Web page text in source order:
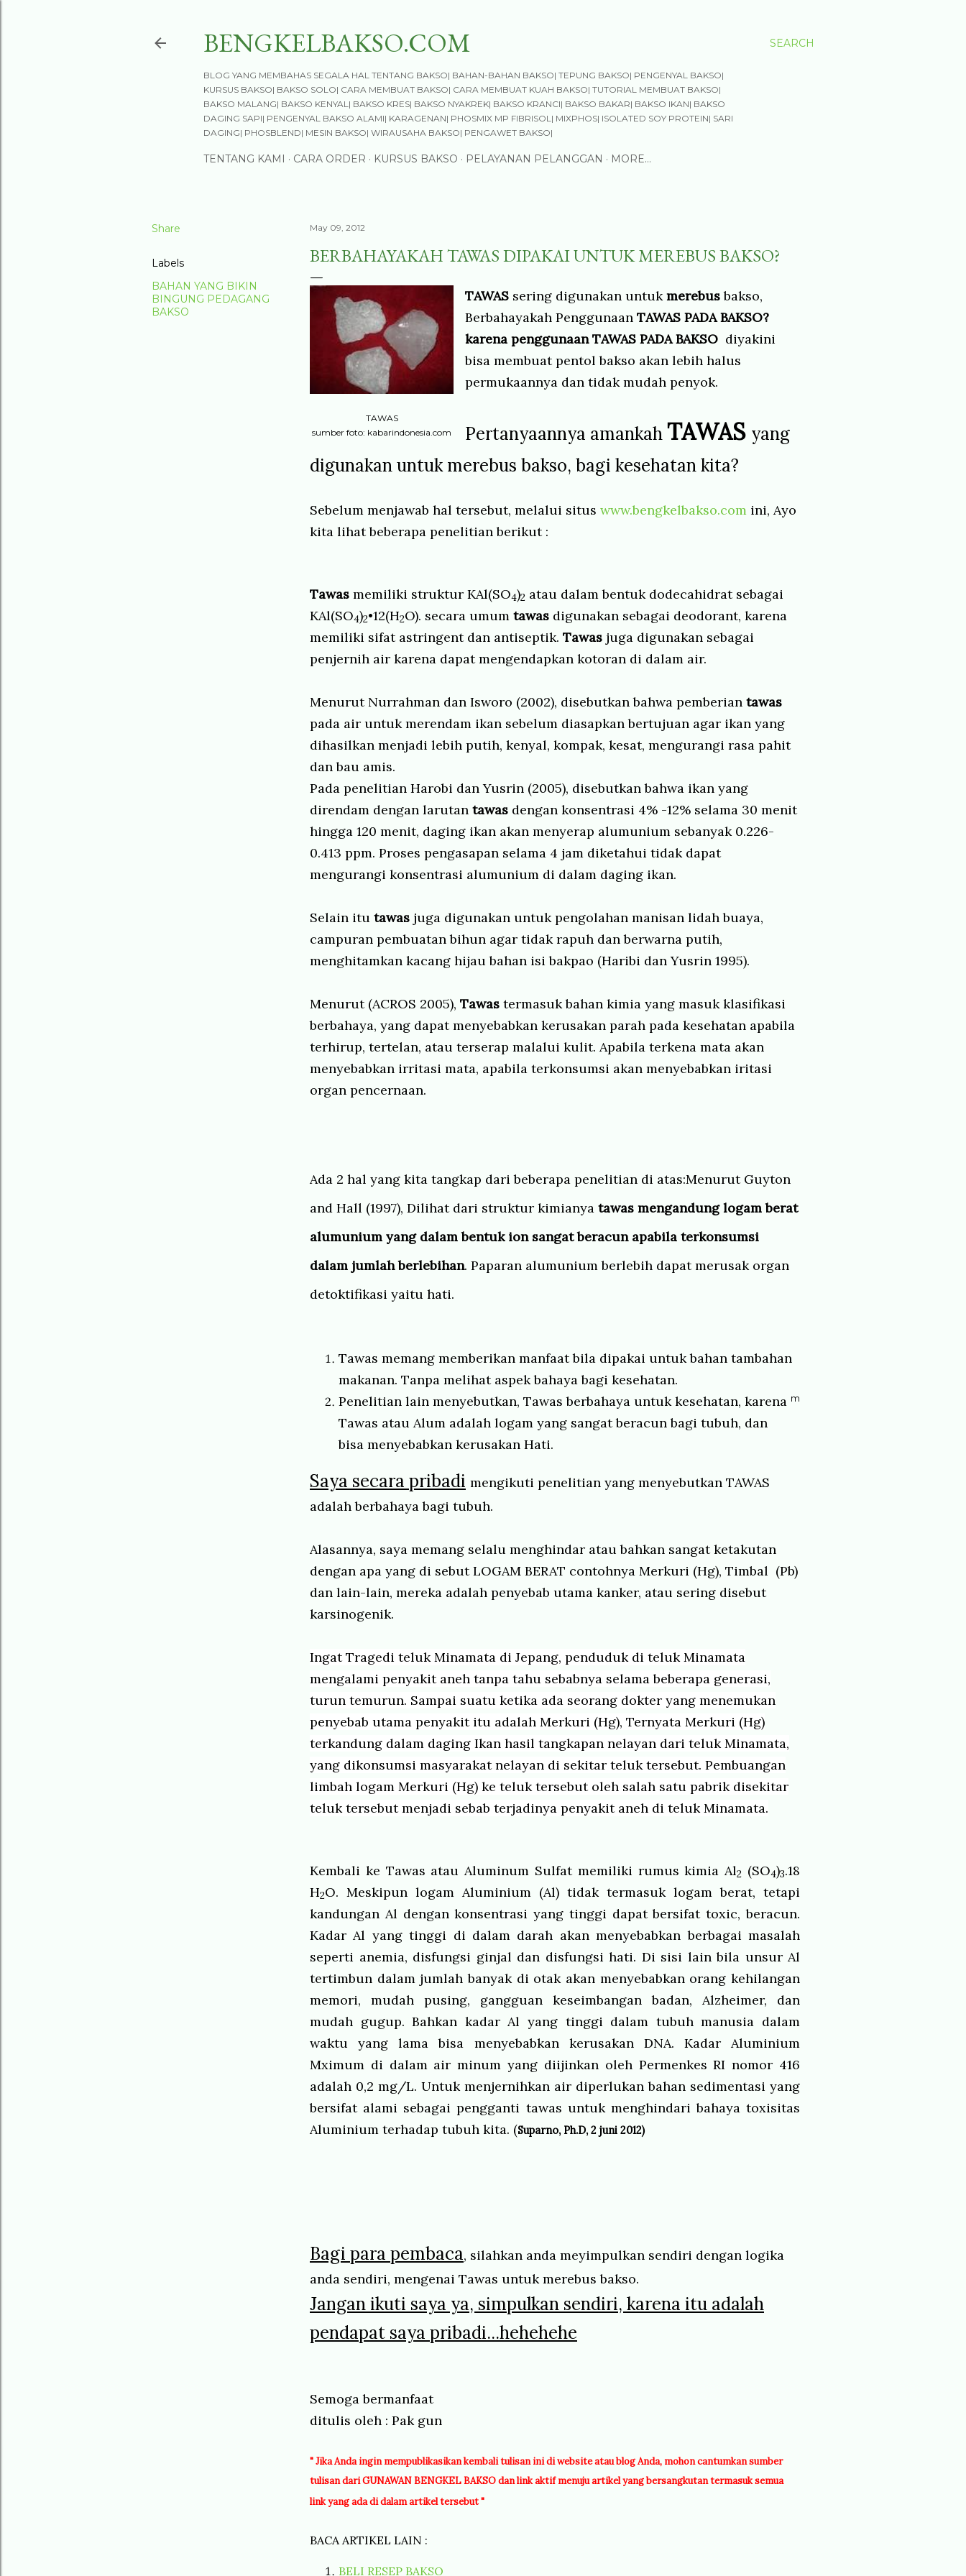
SEARCH
BENGKELBAKSO.COM
BLOG YANG MEMBAHAS SEGALA HAL TENTANG BAKSO| BAHAN-BAHAN BAKSO| TEPUNG BAKSO| PENGENYAL BAKSO|
KURSUS BAKSO| BAKSO SOLO| CARA MEMBUAT BAKSO| CARA MEMBUAT KUAH BAKSO| TUTORIAL MEMBUAT BAKSO|
BAKSO MALANG| BAKSO KENYAL| BAKSO KRES| BAKSO NYAKREK| BAKSO KRANCI| BAKSO BAKAR| BAKSO IKAN| BAKSO
DAGING SAPI| PENGENYAL BAKSO ALAMI| KARAGENAN| PHOSMIX MP FIBRISOL| MIXPHOS| ISOLATED SOY PROTEIN| SARI
DAGING| PHOSBLEND| MESIN BAKSO| WIRAUSAHA BAKSO| PENGAWET BAKSO|
TENTANG KAMI CARA ORDER KURSUS BAKSO PELAYANAN PELANGGAN MORE…
Share
Labels
BAHAN YANG BIKIN
BINGUNG PEDAGANG
BAKSO
May 09, 2012
BERBAHAYAKAH TAWAS DIPAKAI UNTUK MEREBUS BAKSO?
TAWAS
sumber foto: kabarindonesia.com
TAWAS sering digunakan untukmerebusbakso,
Berbahayakah Penggunaan TAWAS PADA BAKSO?
karena penggunaan TAWAS PADA BAKSO diyakini
bisa membuat pentol bakso akan lebih halus
permukaannya dan tidak mudah penyok.
Pertanyaannya amankahTAWAS yang
digunakan untuk merebus bakso, bagi kesehatan kita?
Sebelum menjawab hal tersebut, melalui situs www.bengkelbakso.com ini, Ayo
kita lihat beberapa penelitian berikut :
Tawas memiliki struktur KAl(SO4)2 atau dalam bentuk dodecahidrat sebagai
KAl(SO4)2•12(H2O). secara umum tawas digunakan sebagai deodorant, karena
memiliki sifat astringent dan antiseptik. Tawas juga digunakan sebagai
penjernih air karena dapat mengendapkan kotoran di dalam air.
Menurut Nurrahman dan Isworo (2002), disebutkan bahwa pemberian tawas
pada air untuk merendam ikan sebelum diasapkan bertujuan agar ikan yang
dihasilkan menjadi lebih putih, kenyal, kompak, kesat, mengurangi rasa pahit
dan bau amis.
Pada penelitian Harobi dan Yusrin (2005), disebutkan bahwa ikan yang
direndam dengan larutan tawas dengan konsentrasi 4% -12% selama 30 menit
hingga 120 menit, daging ikan akan menyerap alumunium sebanyak 0.226-
0.413 ppm. Proses pengasapan selama 4 jam diketahui tidak dapat
mengurangi konsentrasi alumunium di dalam daging ikan.
Selain itu tawas juga digunakan untuk pengolahan manisan lidah buaya,
campuran pembuatan bihun agar tidak rapuh dan berwarna putih,
menghitamkan kacang hijau bahan isi bakpao (Haribi dan Yusrin 1995).
Menurut (ACROS 2005), Tawas termasuk bahan kimia yang masuk klasifikasi
berbahaya, yang dapat menyebabkan kerusakan parah pada kesehatan apabila
terhirup, tertelan, atau terserap malalui kulit. Apabila terkena mata akan
menyebabkan irritasi mata, apabila terkonsumsi akan menyebabkan iritasi
organ pencernaan.
Ada 2 hal yang kita tangkap dari beberapa penelitian di atas:Menurut Guyton
and Hall (1997), Dilihat dari struktur kimianya tawas mengandung logam berat
alumunium yang dalam bentuk ion sangat beracun apabila terkonsumsi
dalam jumlah berlebihan. Paparan alumunium berlebih dapat merusak organ
detoktifikasi yaitu hati.
Tawas memang memberikan manfaat bila dipakai untuk bahan tambahan
makanan. Tanpa melihat aspek bahaya bagi kesehatan.
m
Penelitian lain menyebutkan, Tawas berbahaya untuk kesehatan, karena
Tawas atau Alum adalah logam yang sangat beracun bagi tubuh, dan
bisa menyebabkan kerusakan Hati.
Saya secara pribadi mengikuti penelitian yang menyebutkan TAWAS
adalah berbahaya bagi tubuh.
Alasannya, saya memang selalu menghindar atau bahkan sangat ketakutan
dengan apa yang di sebut LOGAM BERAT contohnya Merkuri (Hg), Timbal (Pb)
dan lain-lain, mereka adalah penyebab utama kanker, atau sering disebut
karsinogenik.
Ingat Tragedi teluk Minamata di Jepang, penduduk di teluk Minamata
mengalami penyakit aneh tanpa tahu sebabnya selama beberapa generasi,
turun temurun. Sampai suatu ketika ada seorang dokter yang menemukan
penyebab utama penyakit itu adalah Merkuri (Hg), Ternyata Merkuri (Hg)
terkandung dalam daging Ikan hasil tangkapan nelayan dari teluk Minamata,
yang dikonsumsi masyarakat nelayan di sekitar teluk tersebut. Pembuangan
limbah logam Merkuri (Hg) ke teluk tersebut oleh salah satu pabrik disekitar
teluk tersebut menjadi sebab terjadinya penyakit aneh di teluk Minamata.
Kembali ke Tawas atau Aluminum Sulfat memiliki rumus kimia Al2 (SO4)3.18
H2O. Meskipun logam Aluminium (Al) tidak termasuk logam berat, tetapi
kandungan Al dengan konsentrasi yang tinggi dapat bersifat toxic, beracun.
Kadar Al yang tinggi di dalam darah akan menyebabkan berbagai masalah
seperti anemia, disfungsi ginjal dan disfungsi hati. Di sisi lain bila unsur Al
tertimbun dalam jumlah banyak di otak akan menyebabkan orang kehilangan
memori, mudah pusing, gangguan keseimbangan badan, Alzheimer, dan
mudah gugup. Bahkan kadar Al yang tinggi dalam tubuh manusia dalam
waktu yang lama bisa menyebabkan kerusakan DNA. Kadar Aluminium
Mximum di dalam air minum yang diijinkan oleh Permenkes RI nomor 416
adalah 0,2 mg/L. Untuk menjernihkan air diperlukan bahan sedimentasi yang
bersifat alami sebagai pengganti tawas untuk menghindari bahaya toxisitas
Aluminium terhadap tubuh kita. (Suparno, Ph.D, 2 juni 2012)
Bagi para pembaca, silahkan anda meyimpulkan sendiri dengan logika
anda sendiri, mengenai Tawas untuk merebus bakso.
Jangan ikuti saya ya, simpulkan sendiri, karena itu adalah
pendapat saya pribadi...hehehehe
Semoga bermanfaat
ditulis oleh : Pak gun
"Jika Anda ingin mempublikasikan kembali tulisan ini di website atau blog Anda, mohon cantumkan sumber
tulisan dari GUNAWAN BENGKEL BAKSO dan link aktif menuju artikel yang bersangkutan termasuk semua
link yang ada di dalam artikel tersebut "
BACA ARTIKEL LAIN :
BELI RESEP BAKSO